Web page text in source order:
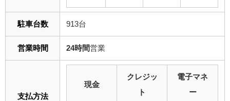
駐車台数 913台
営業時間 24時間営業
支払方法
現金
クレジッ
ト
電子マネ
ー